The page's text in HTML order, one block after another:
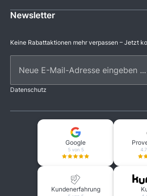
Newsletter
Keine Rabattaktionen mehr verpassen – Jetzt
Datenschutz
Google
5 von 5
Kundenerfahrung